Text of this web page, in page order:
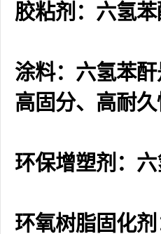
胶粘剂：六氢
涂料：六氢苯
高固分、高耐久
环保增塑剂：
环氧树脂固化